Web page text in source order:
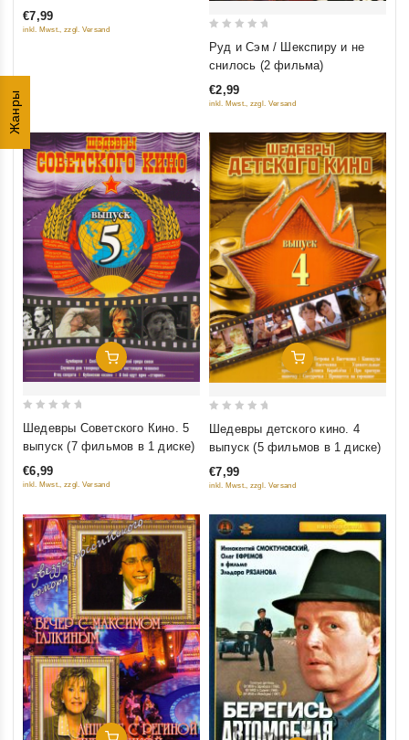
Жанры
5
Радиоспектакль (аудиокнига
mp3)
€7,99
inkl. Mwst., zzgl. Versand
out
5
Руд и Сэм / Шекспиру и не
снилось (2 фильма)
€2,99
inkl. Mwst., zzgl. Versand
Добавить В Корзину
out
5
Шедевры Советского Кино. 5
выпуск (7 фильмов в 1 диске)
€6,99
inkl. Mwst., zzgl. Versand
Добавить В Корзину
out
5
Шедевры детского кино. 4
выпуск (5 фильмов в 1 диске)
€7,99
inkl. Mwst., zzgl. Versand
Добавить В Корзину